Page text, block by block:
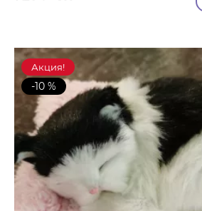
Акция!
-10 %